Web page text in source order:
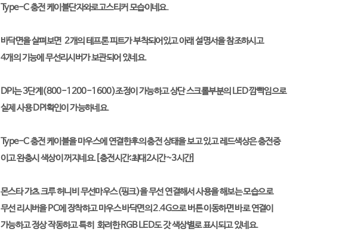
Type-C 충전 케이블단자와로고스티커 모습이네요.
바닥면을 살펴보면 2개의 테프론 피트가 부착되어있고 아래 설명서을 참조하시고
4개의 기능에 무선리시버가 보관되어 있네요.
DPI는 3단계(800-1200-1600)조정이 가능하고 상단 스크롤부분의 LED 깜빡임으로
실제 사용 DPI확인이 가능하네요.
Type-C 충전 케이블을 마우스에 연결한후의 충전 상태을 보고 있고 레드색상은 충전중
이고 완충시 색상이 꺼지네요.[충전시간:최대2시간~3시간]
몬스타 가츠 크루 허니비 무선마우스(핑크)을 무선 연결해서 사용을 해보는 모습으로
무선 리시버을 PC에 장착하고 마우스 바닥면의 2.4G으로 버튼 이동하면 바로 연결이
가능하고 정상 작동하고 특히 화려한 RGB LED도 갓 색상별로 표시되고 있네요.